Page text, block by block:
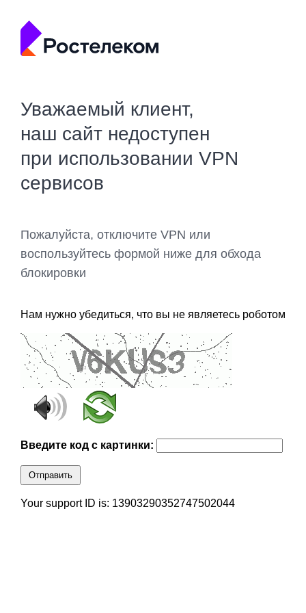
Уважаемый клиент,
наш сайт недоступен
при использовании VPN
сервисов
Пожалуйста, отключите VPN или
воспользуйтесь формой ниже для обхода
блокировки
Нам нужно убедиться, что вы не являетесь роботом
Введите код с картинки:
Отправить
Your support ID is: 13903290352747502044